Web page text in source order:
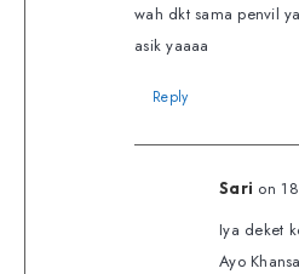
wah dkt sama penvil
asik yaaaa
Reply
Sari on
Iya deket
Ayo